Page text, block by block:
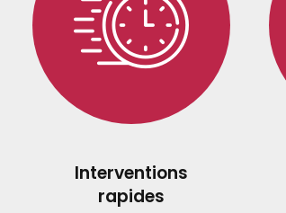
Interventions
rapides